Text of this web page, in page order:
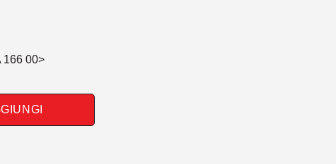
166 00>